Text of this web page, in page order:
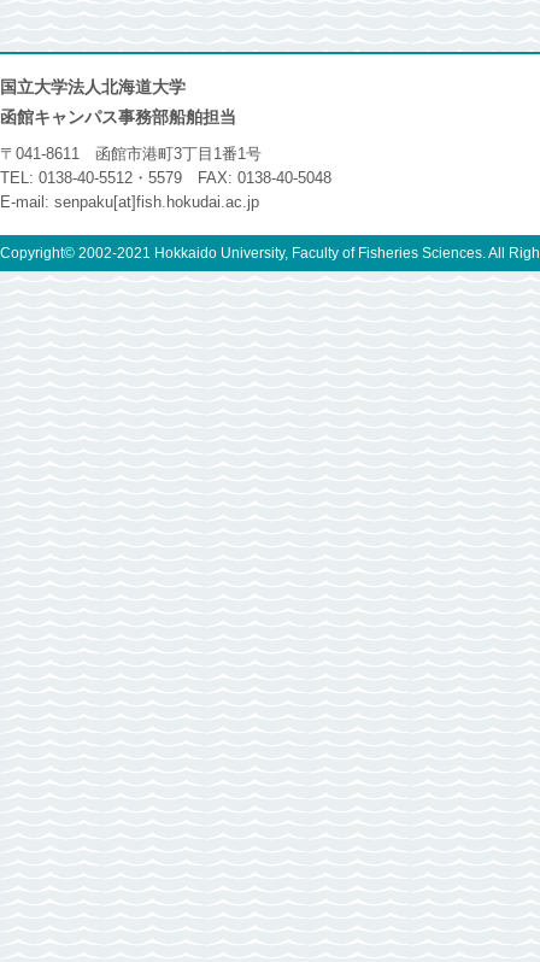
国立大学法人北海道大学
函館キャンパス事務部船舶担当
〒041-8611 函館市港町3丁目1番1号
TEL: 0138-40-5512・5579 FAX: 0138-40-5048
E-mail: senpaku[at]fish.hokudai.ac.jp
Copyright© 2002-2021 Hokkaido University, Faculty of Fisheries Sciences. All